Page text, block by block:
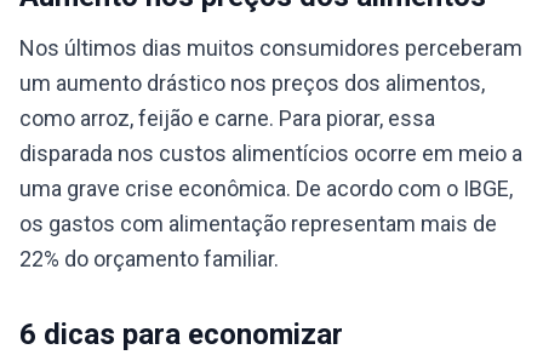
Nos últimos dias muitos consumidores perceberam
um aumento drástico nos preços dos alimentos,
como arroz, feijão e carne. Para piorar, essa
disparada nos custos alimentícios ocorre em meio a
uma grave crise econômica. De acordo com o IBGE,
os gastos com alimentação representam mais de
22% do orçamento familiar.
6 dicas para economizar